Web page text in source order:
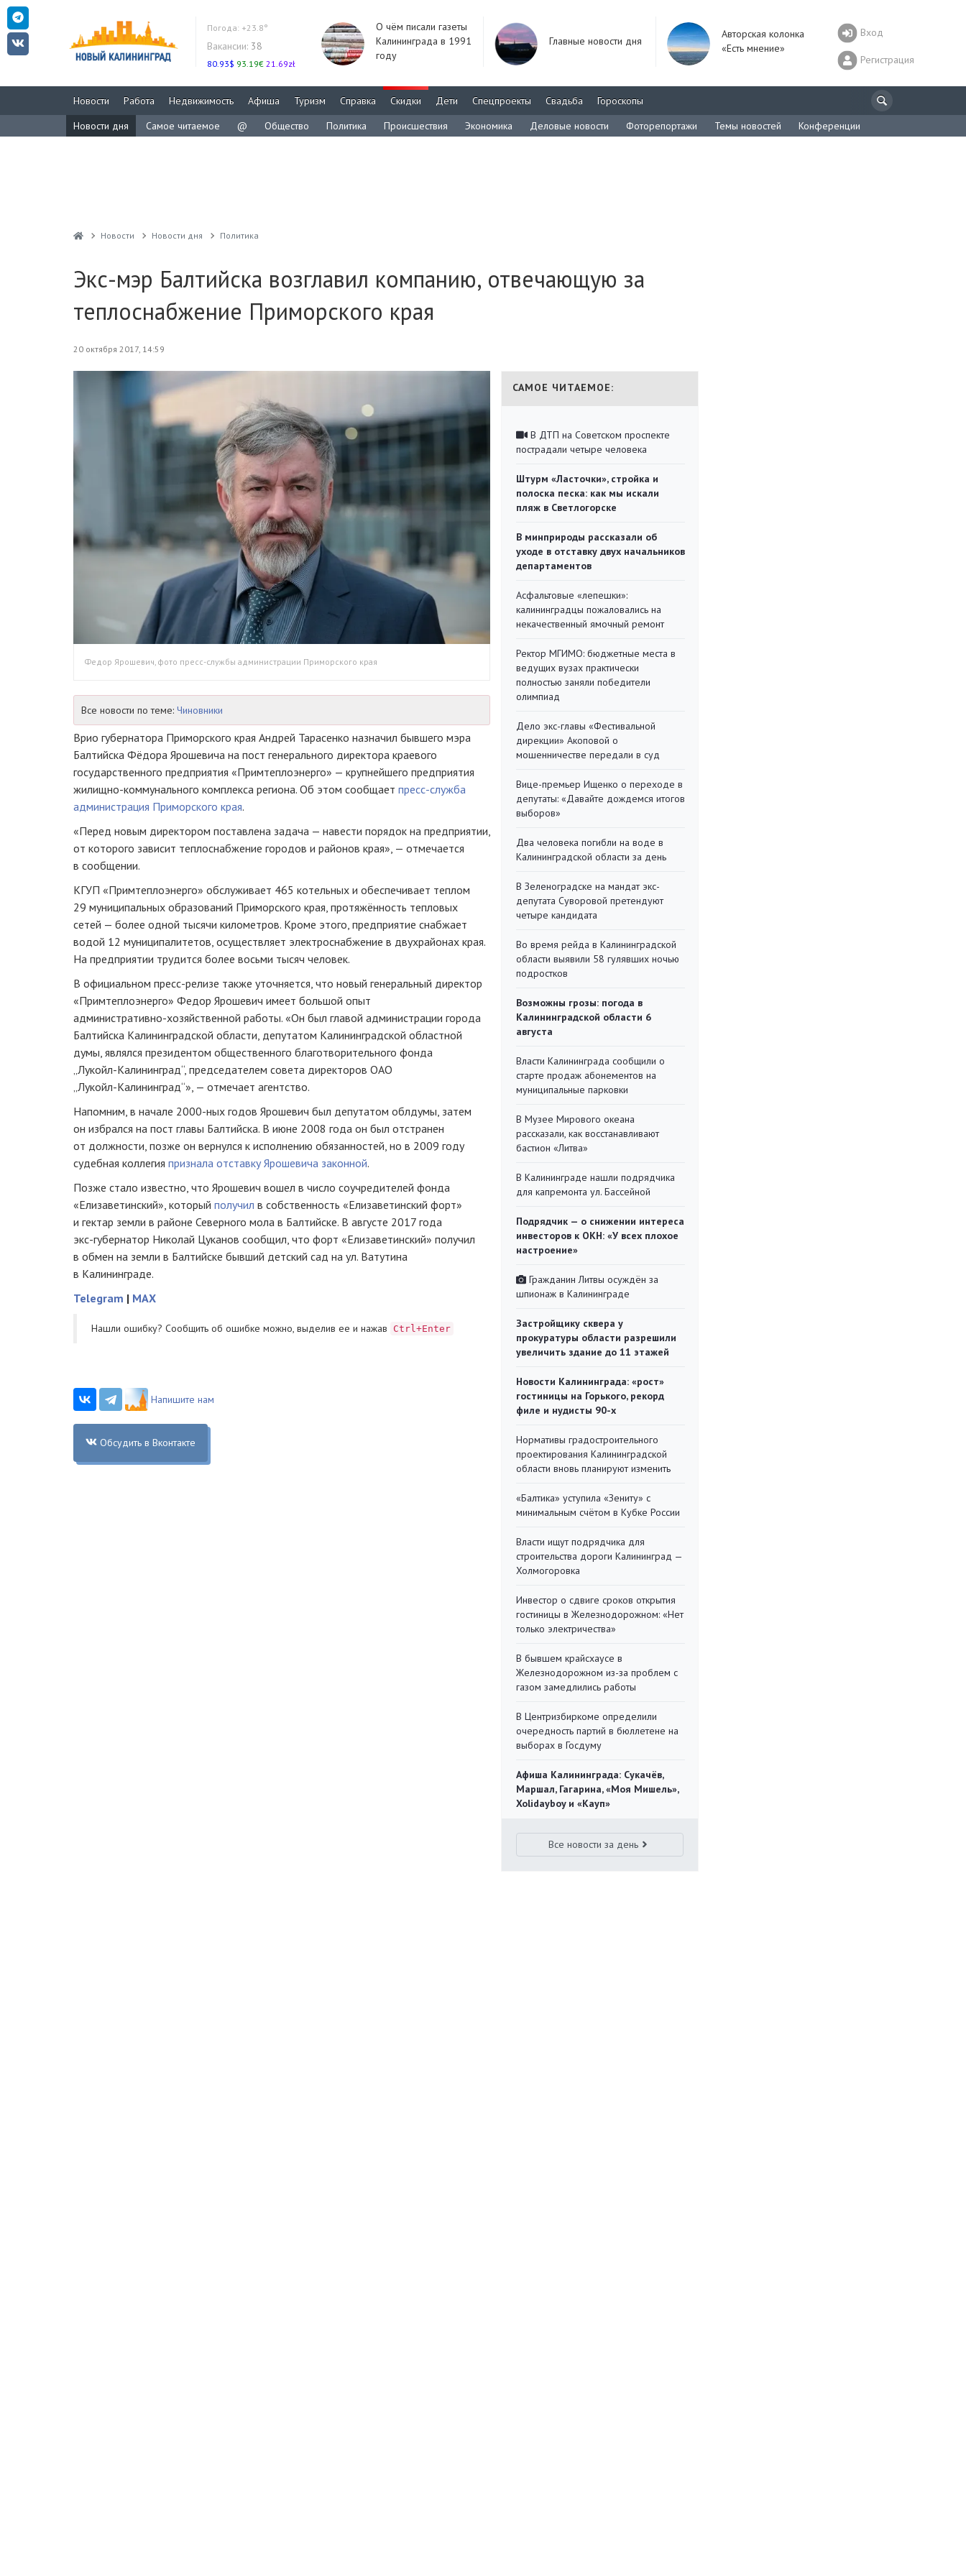
Погода: +23.8°
Вакансии: 38
80.93$ 93.19€ 21.69zł
О чём писали газеты
Калининграда в 1991
году
Главные новости дня
Авторская колонка
«Есть мнение»
Вход
Регистрация
Новости Работа Недвижимость Афиша Туризм Справка Скидки Дети Спецпроекты Свадьба
Гороскопы
Новости дня
Самое читаемое @ Общество Политика Происшествия Экономика Деловые новости Фоторепортажи Темы новостей Конференции
Новости Новости дня Политика
Экс-мэр Балтийска возглавил компанию, отвечающую за
теплоснабжение Приморского края
20 октября 2017, 14:59
Федор Ярошевич, фото пресс-службы администрации Приморского края
Все новости по теме: Чиновники
Врио губернатора Приморского края Андрей Тарасенко назначил бывшего мэра
Балтийска Фёдора Ярошевича на пост генерального директора краевого
государственного предприятия «Примтеплоэнерго» — крупнейшего предприятия
жилищно-коммунального комплекса региона. Об этом сообщает пресс-служба
администрация Приморского края.
«Перед новым директором поставлена задача — навести порядок на предприятии,
от которого зависит теплоснабжение городов и районов края», — отмечается
в сообщении.
КГУП «Примтеплоэнерго» обслуживает 465 котельных и обеспечивает теплом
29 муниципальных образований Приморского края, протяжённость тепловых
сетей — более одной тысячи километров. Кроме этого, предприятие снабжает
водой 12 муниципалитетов, осуществляет электроснабжение в двухрайонах края.
На предприятии трудится более восьми тысяч человек.
В официальном пресс-релизе также уточняется, что новый генеральный директор
«Примтеплоэнерго» Федор Ярошевич имеет большой опыт
административно-хозяйственной работы. «Он был главой администрации города
Балтийска Калининградской области, депутатом Калининградской областной
думы, являлся президентом общественного благотворительного фонда
Лукойл-Калининград“, председателем совета директоров ОАО
Лукойл-Калининград“», — отмечает агентство.
Напомним, в начале 2000-ных годов Ярошевич был депутатом облдумы, затем
он избрался на пост главы Балтийска. В июне 2008 года он был отстранен
от должности, позже он вернулся к исполнению обязанностей, но в 2009 году
судебная коллегия признала отставку Ярошевича законной.
Позже стало известно, что Ярошевич вошел в число соучредителей фонда
«Елизаветинский», который получил в собственность «Елизаветинский форт»
и гектар земли в районе Северного мола в Балтийске. В августе 2017 года
экс-губернатор Николай Цуканов сообщил, что форт «Елизаветинский» получил
в обмен на земли в Балтийске бывший детский сад на ул. Ватутина
в Калининграде.
Telegram | MAX
Нашли ошибку? Cообщить об ошибке можно, выделив ее и нажав Ctrl+Enter
Напишите нам
Обсудить в Вконтакте
САМОЕ ЧИТАЕМОЕ:
В ДТП на Советском проспекте
пострадали четыре человека
Штурм «Ласточки», стройка и
полоска песка: как мы искали
пляж в Светлогорске
В минприроды рассказали об
уходе в отставку двух начальников
департаментов
Асфальтовые «лепешки»:
калининградцы пожаловались на
некачественный ямочный ремонт
Ректор МГИМО: бюджетные места в
ведущих вузах практически
полностью заняли победители
олимпиад
Дело экс-главы «Фестивальной
дирекции» Акоповой о
мошенничестве передали в суд
Вице-премьер Ищенко о переходе в
депутаты: «Давайте дождемся итогов
выборов»
Два человека погибли на воде в
Калининградской области за день
В Зеленоградске на мандат экс-
депутата Суворовой претендуют
четыре кандидата
Во время рейда в Калининградской
области выявили 58 гулявших ночью
подростков
Возможны грозы: погода в
Калининградской области 6
августа
Власти Калининграда сообщили о
старте продаж абонементов на
муниципальные парковки
В Музее Мирового океана
рассказали, как восстанавливают
бастион «Литва»
В Калининграде нашли подрядчика
для капремонта ул. Бассейной
Подрядчик — о снижении интереса
инвесторов к ОКН: «У всех плохое
настроение»
Гражданин Литвы осуждён за
шпионаж в Калининграде
Застройщику сквера у
прокуратуры области разрешили
увеличить здание до 11 этажей
Новости Калининграда: «рост»
гостиницы на Горького, рекорд
филе и нудисты 90-х
Нормативы градостроительного
проектирования Калининградской
области вновь планируют изменить
«Балтика» уступила «Зениту» с
минимальным счётом в Кубке России
Власти ищут подрядчика для
строительства дороги Калининград —
Холмогоровка
Инвестор о сдвиге сроков открытия
гостиницы в Железнодорожном: «Нет
только электричества»
В бывшем крайсхаусе в
Железнодорожном из-за проблем с
газом замедлились работы
В Центризбиркоме определили
очередность партий в бюллетене на
выборах в Госдуму
Афиша Калининграда: Сукачёв,
Маршал, Гагарина, «Моя Мишель»,
Xolidayboy и «Кауп»
Все новости за день